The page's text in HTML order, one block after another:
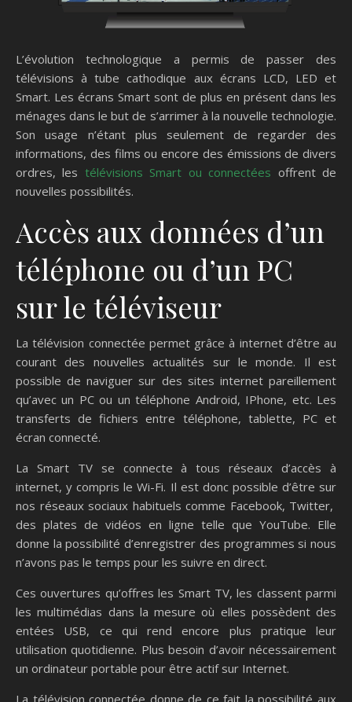
L’évolution technologique a permis de passer des
télévisions à tube cathodique aux écrans LCD, LED et
Smart. Les écrans Smart sont de plus en présent dans les
ménages dans le but de s’arrimer à la nouvelle technologie.
Son usage n’étant plus seulement de regarder des
informations, des films ou encore des émissions de divers
ordres, les télévisions Smart ou connectées offrent de
nouvelles possibilités.
Accès aux données d’un
téléphone ou d’un PC
sur le téléviseur
La télévision connectée permet grâce à internet d’être au
courant des nouvelles actualités sur le monde. Il est
possible de naviguer sur des sites internet pareillement
qu’avec un PC ou un téléphone Android, IPhone, etc. Les
transferts de fichiers entre téléphone, tablette, PC et
écran connecté.
La Smart TV se connecte à tous réseaux d’accès à
internet, y compris le Wi-Fi. Il est donc possible d’être sur
nos réseaux sociaux habituels comme Facebook, Twitter,
des plates de vidéos en ligne telle que YouTube. Elle
donne la possibilité d’enregistrer des programmes si nous
n’avons pas le temps pour les suivre en direct.
Ces ouvertures qu’offres les Smart TV, les classent parmi
les multimédias dans la mesure où elles possèdent des
entées USB, ce qui rend encore plus pratique leur
utilisation quotidienne. Plus besoin d’avoir nécessairement
un ordinateur portable pour être actif sur Internet.
La télévision connectée donne de ce fait la possibilité aux